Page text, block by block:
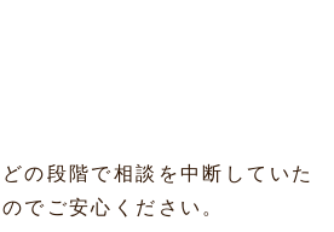
の段階で相談を中断していた
でご安心ください。